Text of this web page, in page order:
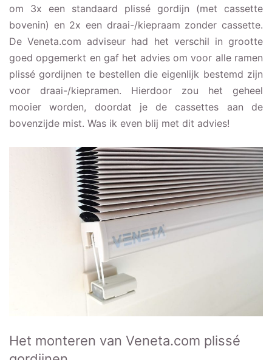
om 3x een standaard plissé gordijn (met cassette
bovenin) en 2x een draai-/kiepraam zonder cassette.
De Veneta.com adviseur had het verschil in grootte
goed opgemerkt en gaf het advies om voor alle ramen
plissé gordijnen te bestellen die eigenlijk bestemd zijn
voor draai-/kiepramen. Hierdoor zou het geheel
mooier worden, doordat je de cassettes aan de
bovenzijde mist. Was ik even blij met dit advies!
Het monteren van Veneta.com plissé